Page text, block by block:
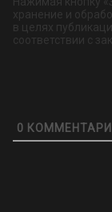
хранение и
в целях
соответствии с
0